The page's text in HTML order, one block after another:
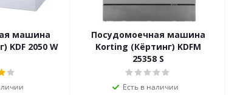
машина
KDF 2050 W
Посудомоечная машина
Korting (Кёртинг) KDFM
25358 S
Есть в наличии